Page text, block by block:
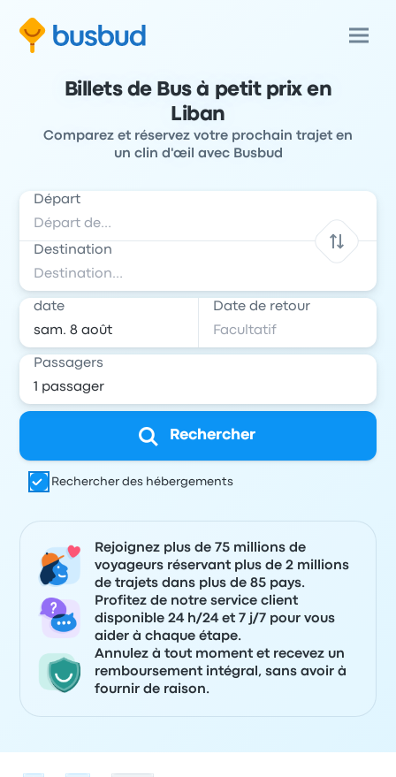
Billets de Bus à petit prix en
Liban
Comparez et réservez votre prochain trajet en
un clin d'œil avec Busbud
Départ
Destination
date Date de retour
Passagers
Rechercher
Rechercher des hébergements
Rejoignez plus de 75 millions de
voyageurs réservant plus de 2 millions
de trajets dans plus de 85 pays.
Profitez de notre service client
disponible 24 h/24 et 7 j/7 pour vous
aider à chaque étape.
Annulez à tout moment et recevez un
remboursement intégral, sans avoir à
fournir de raison.